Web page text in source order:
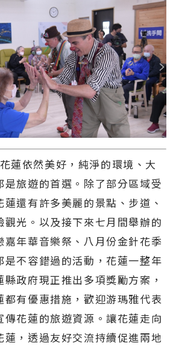
依然美好，純淨的環境、大
是旅遊的首選。除了部分區域受
還有許多美麗的景點、步道、
觀光。以及接下來七月間舉辦的
嘉年華音樂祭、八月份金針花季
是不容錯過的活動，花蓮一整年
政府現正推出多項獎勵方案，
都有優惠措施，歡迎游瑪雅代表
傳花蓮的旅遊資源。讓花蓮走向
蓮，透過友好交流持續促進兩地